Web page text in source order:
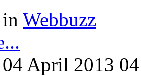
Webbuzz
April 2013